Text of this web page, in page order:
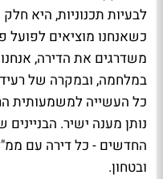
לבעיות תכנוניות, היא
כשאנחנו מוציאים לפועל
משדרגים את הדירה, אנחנו
במלחמה, ובמקרה של
כל העשייה למשמעותית
נותן מענה ישיר.
החדשים - כל דירה עם
ובטחון.